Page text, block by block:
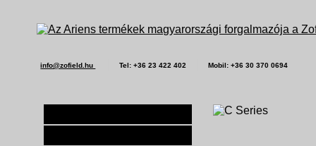
info@zofield.hu Tel: +36 23 422 402 Mobil: +36 30 370 0694